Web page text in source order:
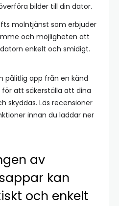
bilder till din dator.
molntjänst som erbjuder
och möjligheten att
enkelt och smidigt.
pålitlig app från en känd
att säkerställa att dina
skyddas. Läs recensioner
innan du laddar ner
av
kan
och enkelt